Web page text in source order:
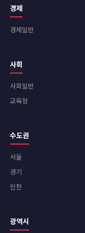
경제
경제일반
사회
사회일반
교육청
수도권
서울
경기
인천
광역시